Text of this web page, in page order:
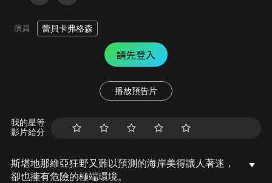
演員 蕾貝卡弗格森
請先登入
播放預告片
我的星等
影片給分
斯堪地那維亞狂野又難以預測的海岸美得讓人著迷，
卻也擁有危險的極端環境。